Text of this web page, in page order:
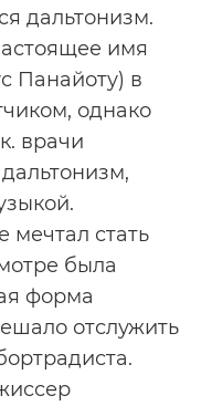
дальтонизм.
имя
Панайоту) в
однако
врачи
стать
была
форма
отслужить